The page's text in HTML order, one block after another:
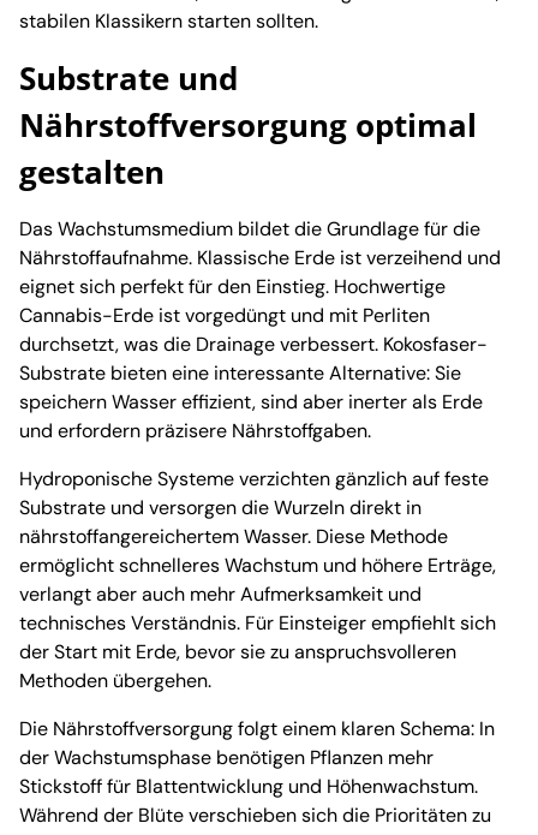
stabilen Klassikern starten sollten.
Substrate und
Nährstoffversorgung optimal
gestalten
Das Wachstumsmedium bildet die Grundlage für die
Nährstoffaufnahme. Klassische Erde ist verzeihend und
eignet sich perfekt für den Einstieg. Hochwertige
Cannabis-Erde ist vorgedüngt und mit Perliten
durchsetzt, was die Drainage verbessert. Kokosfaser-
Substrate bieten eine interessante Alternative: Sie
speichern Wasser effizient, sind aber inerter als Erde
und erfordern präzisere Nährstoffgaben.
Hydroponische Systeme verzichten gänzlich auf feste
Substrate und versorgen die Wurzeln direkt in
nährstoffangereichertem Wasser. Diese Methode
ermöglicht schnelleres Wachstum und höhere Erträge,
verlangt aber auch mehr Aufmerksamkeit und
technisches Verständnis. Für Einsteiger empfiehlt sich
der Start mit Erde, bevor sie zu anspruchsvolleren
Methoden übergehen.
Die Nährstoffversorgung folgt einem klaren Schema: In
der Wachstumsphase benötigen Pflanzen mehr
Stickstoff für Blattentwicklung und Höhenwachstum.
Während der Blüte verschieben sich die Prioritäten zu